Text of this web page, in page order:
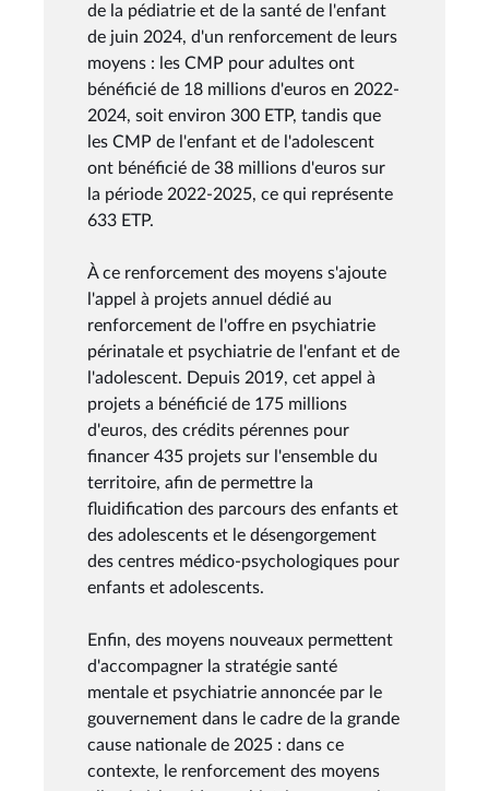
de la pédiatrie et de la santé de l'enfant
de juin 2024, d'un renforcement de leurs
moyens : les CMP pour adultes ont
bénéficié de 18 millions d'euros en 2022-
2024, soit environ 300 ETP, tandis que
les CMP de l'enfant et de l'adolescent
ont bénéficié de 38 millions d'euros sur
la période 2022-2025, ce qui représente
633 ETP.
À ce renforcement des moyens s'ajoute
l'appel à projets annuel dédié au
renforcement de l'offre en psychiatrie
périnatale et psychiatrie de l'enfant et de
l'adolescent. Depuis 2019, cet appel à
projets a bénéficié de 175 millions
d'euros, des crédits pérennes pour
financer 435 projets sur l'ensemble du
territoire, afin de permettre la
fluidification des parcours des enfants et
des adolescents et le désengorgement
des centres médico-psychologiques pour
enfants et adolescents.
Enfin, des moyens nouveaux permettent
d'accompagner la stratégie santé
mentale et psychiatrie annoncée par le
gouvernement dans le cadre de la grande
cause nationale de 2025 : dans ce
contexte, le renforcement des moyens